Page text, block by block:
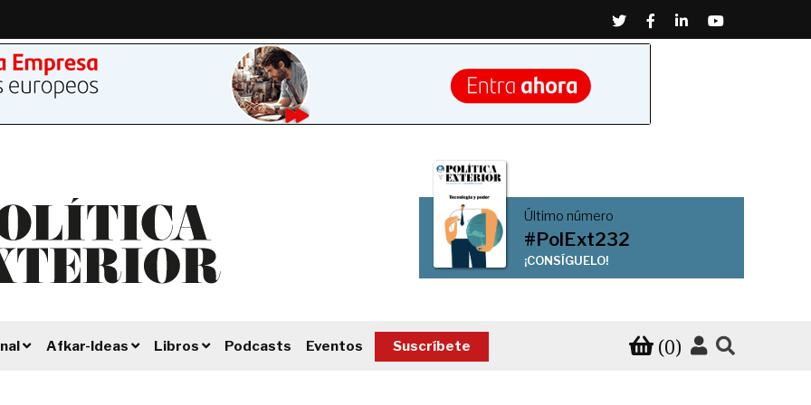
TwitterFacebook
LinkedinYoutube
Último número
#PolExt232
¡CONSÍGUELO!
Afkar-Ideas Libros Podcasts Eventos Suscríbete (0)